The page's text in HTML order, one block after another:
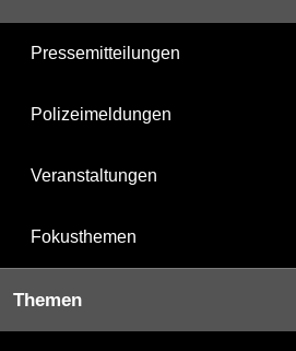
Pressemitteilungen
Polizeimeldungen
Veranstaltungen
Fokusthemen
Themen